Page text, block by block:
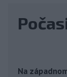
Na